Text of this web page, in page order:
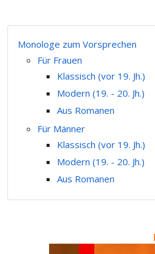
Monologe zum Vorsprechen
Für Frauen
Klassisch (vor 19. Jh.)
Modern (19. - 20. Jh.)
Aus Romanen
Für Männer
Klassisch (vor 19. Jh.)
Modern (19. - 20. Jh.)
Aus Romanen